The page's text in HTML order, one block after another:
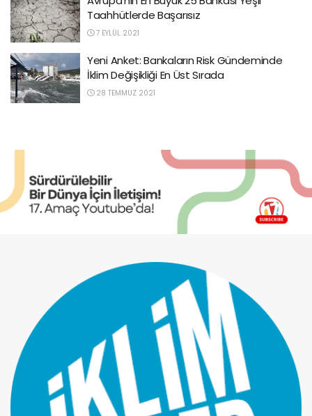
Taahhütlerde Başarısız
7 EYLÜL 2021
Yeni Anket: Bankaların Risk Gündeminde
İklim Değişikliği En Üst Sırada
28 TEMMUZ 2021